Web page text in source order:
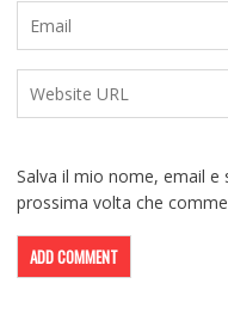
Salva il mio nome, email
prossima volta che